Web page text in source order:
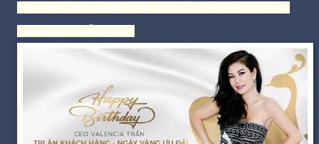
tùy thuộc vào chế độ chăm sóc da, độ tuổi và quá trình
lão hóa của mỗi người.